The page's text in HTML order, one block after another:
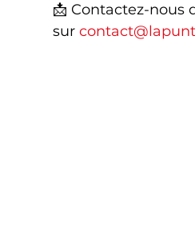
📩 Contactez-nous
sur